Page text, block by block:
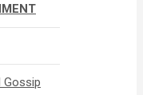
Gossip